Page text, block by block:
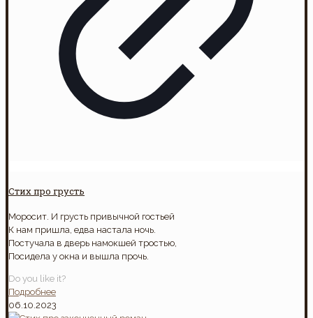
Стих про грусть
Моросит. И грусть привычной гостьей
К нам пришла, едва настала ночь.
Постучала в дверь намокшей тростью,
Посидела у окна и вышла прочь.
Do you like it?
Подробнее
06.10.2023